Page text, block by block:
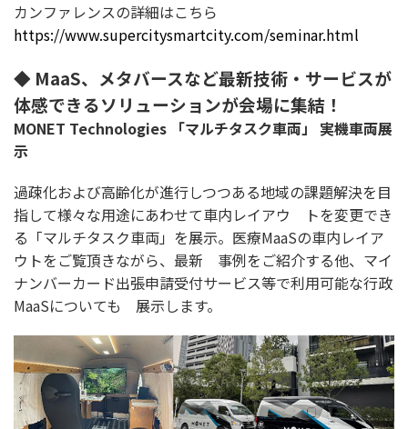
カンファレンスの詳細はこちら
https://www.supercitysmartcity.com/seminar.html
◆ MaaS、メタバースなど最新技術・サービスが
体感できるソリューションが会場に集結！
MONET Technologies 「マルチタスク車両」 実機車両展
示
過疎化および高齢化が進行しつつある地域の課題解決を目
指して様々な用途にあわせて車内レイアウ トを変更でき
る「マルチタスク車両」を展示。医療MaaSの車内レイア
ウトをご覧頂きながら、最新 事例をご紹介する他、マイ
ナンバーカード出張申請受付サービス等で利用可能な行政
MaaSについても 展示します。